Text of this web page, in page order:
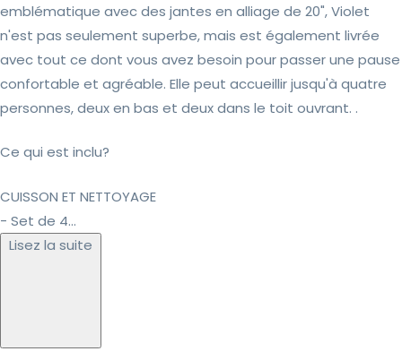
emblématique avec des jantes en alliage de 20", Violet
n'est pas seulement superbe, mais est également livrée
avec tout ce dont vous avez besoin pour passer une pause
confortable et agréable. Elle peut accueillir jusqu'à quatre
personnes, deux en bas et deux dans le toit ouvrant. .
Ce qui est inclu?
CUISSON ET NETTOYAGE
- Set de 4...
Lisez la suite